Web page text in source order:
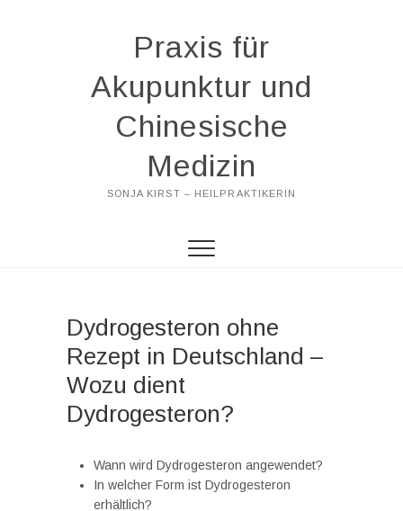
Praxis für
Akupunktur und
Chinesische
Medizin
SONJA KIRST – HEILPRAKTIKERIN
Dydrogesteron ohne
Rezept in Deutschland –
Wozu dient
Dydrogesteron?
Wann wird Dydrogesteron angewendet?
In welcher Form ist Dydrogesteron
erhältlich?